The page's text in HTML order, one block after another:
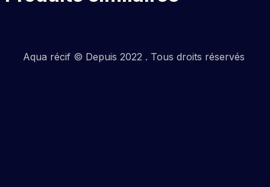
Aqua récif © Depuis 2022 . Tous droits réservés